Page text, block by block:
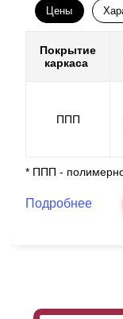
Цены
Покрытие
каркаса
ППП
* ППП -
Подробнее